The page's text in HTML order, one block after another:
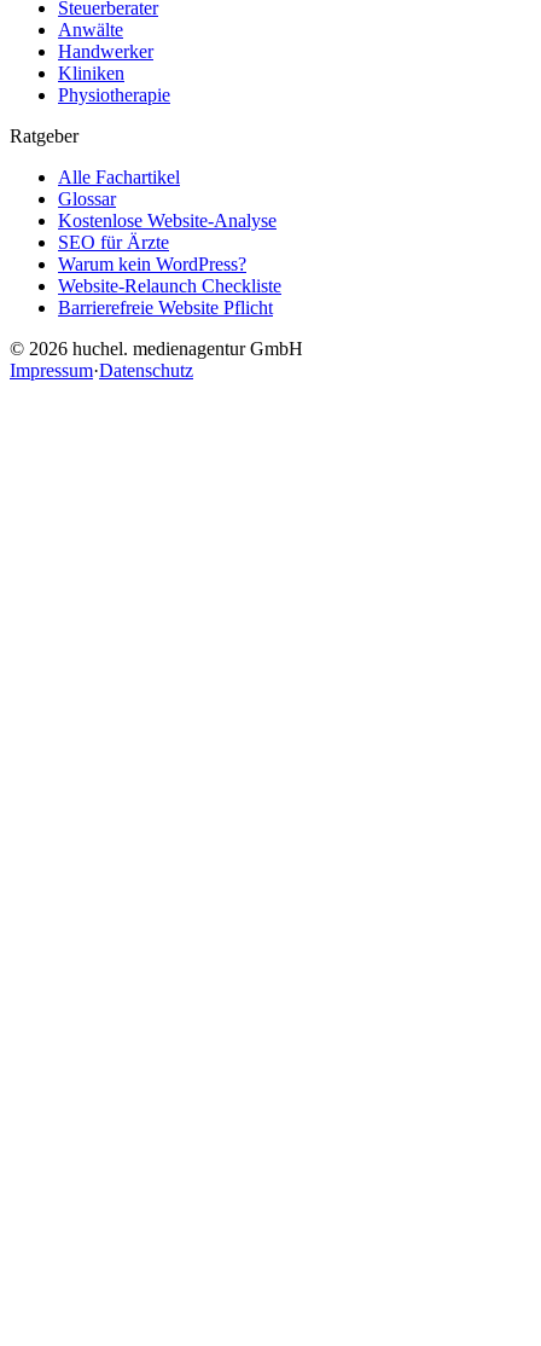
Steuerberater
Anwälte
Handwerker
Kliniken
Physiotherapie
Ratgeber
Alle Fachartikel
Glossar
Kostenlose Website-Analyse
SEO für Ärzte
Warum kein WordPress?
Website-Relaunch Checkliste
Barrierefreie Website Pflicht
© 2026 huchel. medienagentur GmbH
Impressum·Datenschutz